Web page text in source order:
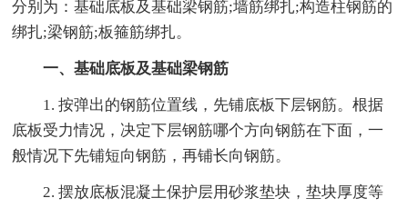
分别为：基础底板及基础梁钢筋;墙筋绑扎;构造柱钢筋的
绑扎;梁钢筋;板箍筋绑扎。
一、基础底板及基础梁钢筋
1. 按弹出的钢筋位置线，先铺底板下层钢筋。根据
底板受力情况，决定下层钢筋哪个方向钢筋在下面，一
般情况下先铺短向钢筋，再铺长向钢筋。
2. 摆放底板混凝土保护层用砂浆垫块，垫块厚度等